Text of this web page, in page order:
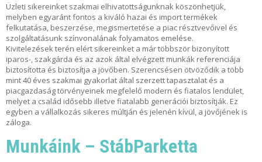
Üzleti sikereinket szakmai elhivatottságunknak köszönhetjük,
melyben egyaránt fontos a kiváló hazai és import termékek
felkutatása, beszerzése, megismertetése a piac résztvevőivel és
szolgáltatásunk színvonalának folyamatos emelése.
Kivitelezések terén elért sikereinket a már többször bizonyított
iparos-, szakgárda és az azok által elvégzett munkák referenciája
biztosította és biztosítja a jövőben. Szerencsésen ötvöződik a több
mint 40 éves szakmai gyakorlat által szerzett tapasztalat és a
piacgazdaság törvényeinek megfelelő modern és fiatalos lendület,
melyet a család idősebb illetve fiatalabb generációi biztosítják. Ez
egyben a vállalkozás sikeres múltján és jelenén kívül, a jövőjének is
záloga.
Munkáink – StábParketta